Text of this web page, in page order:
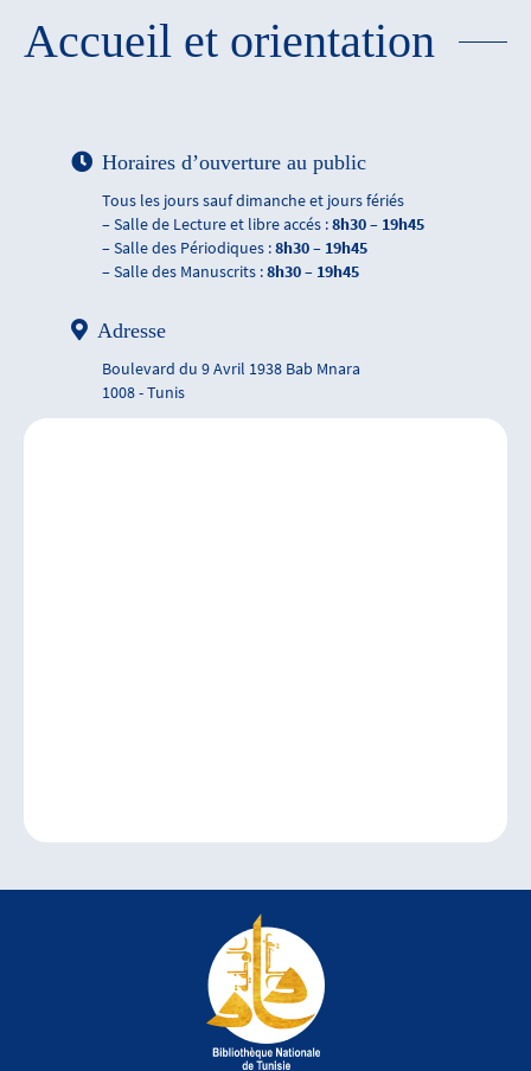
Accueil et orientation
Horaires d’ouverture au public
Tous les jours sauf dimanche et jours fériés
– Salle de Lecture et libre accés :8h30 – 19h45
– Salle des Périodiques :8h30 – 19h45
– Salle des Manuscrits :8h30 – 19h45
Adresse
Boulevard du 9 Avril 1938 Bab Mnara
1008 - Tunis